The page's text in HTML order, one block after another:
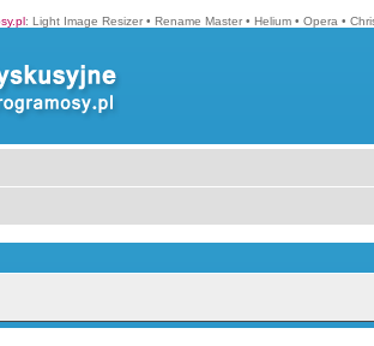
: Light Image Resizer • Rename Master • Helium • Opera •